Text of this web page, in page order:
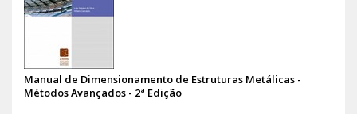
Manual de Dimensionamento de Estruturas Metálicas -
Métodos Avançados - 2ª Edição